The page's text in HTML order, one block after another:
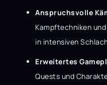
Anspruchsvolle
Kampftechniken
in intensiven
Erweitertes
Quests und